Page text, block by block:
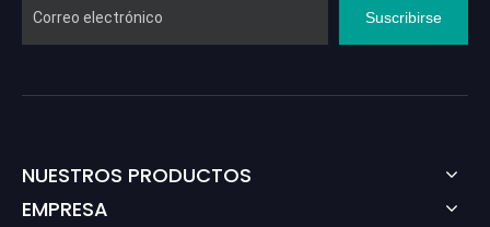
Suscribirse
NUESTROS PRODUCTOS
EMPRESA